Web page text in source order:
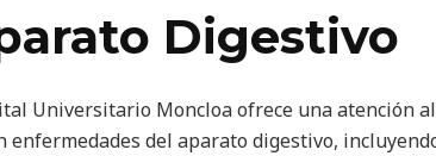
Digestivo
Universitario Moncloa ofrece una atención
del aparato digestivo,